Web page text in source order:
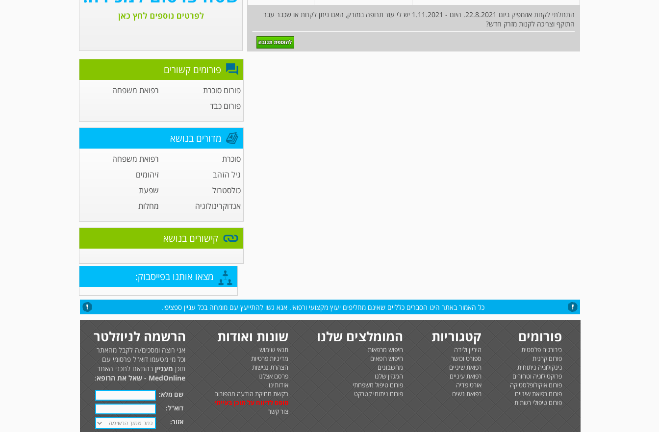
התחלתי לקחת אוזמפיק ביום 22.8.2021. היום - 1.11.2021 יש לי עוד תרופה במזרק, האם ניתן לקחת או שכבר עבר
התוקף וצריכה לקנות מזרק חדש?
פורומים קשורים
פורום סוכרת
רפואת משפחה
פורום כבד
מדורים בנושא
סוכרת
רפואת משפחה
גיל הזהב
זיהומים
כולסטרול
שפעת
אנדוקרינולוגיה
מחלות
קישורים בנושא
מצאו אותנו בפייסבוק:
כל האמור באתר הינו הסברים כלליים שאינם מחליפים יעוץ מקצועי ורפואי. אנא גשו להתייעץ עם מומחה בכל עניין ספציפי.
פורומים
כירורגיה פלסטית
פורום קרנית
גינקולוגיה ניתוחית
פרוקטולוגיה וטחורים
פורום אוקולופלסטיקה
פורום רפואת שיניים
פורום טיפולי רשתית
קטגוריות
היריון ולידה
ספורט וכושר
רפואת שיניים
רפואת עיניים
אורטופדיה
רפואת נשים
המומלצים שלנו
חיפוש מרפאות
חיפוש רופאים
מחשבונים
המגזין שלנו
פורום טיפול משפחתי
פורום ניתוחי קטרקט
שונות ואודות
תנאי שימוש
מדיניות פרטיות
הצהרת נגישות
פרסם אצלנו
אודותינו
בקשת מחיקת הודעה מהפורום
טופס לדיווח על תוכן בעייתי
צור קשר
הרשמה לניוזלטר
אני רוצה ומסכים/ה לקבל מהאתר
וכל מי מטעמו דוא"ל פרסומי עם
תוכן מענייןבהתאם לתכני האתר
MedOnline - שאל את הרופא
:
שם מלא:
דוא"ל:
אזור: